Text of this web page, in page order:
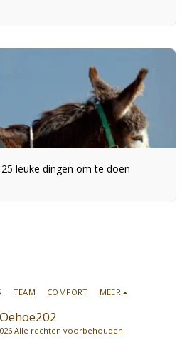
leuke dingen om te doen
Oehoe202
Alle rechten voorbehouden
TEAM COMFORT MEER